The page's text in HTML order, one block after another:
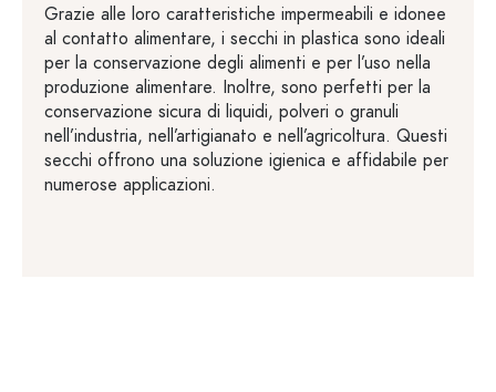
Grazie alle loro caratteristiche impermeabili e idonee
al contatto alimentare, i secchi in plastica sono ideali
per la conservazione degli alimenti e per l’uso nella
produzione alimentare. Inoltre, sono perfetti per la
conservazione sicura di liquidi, polveri o granuli
nell’industria, nell’artigianato e nell’agricoltura. Questi
secchi offrono una soluzione igienica e affidabile per
numerose applicazioni.